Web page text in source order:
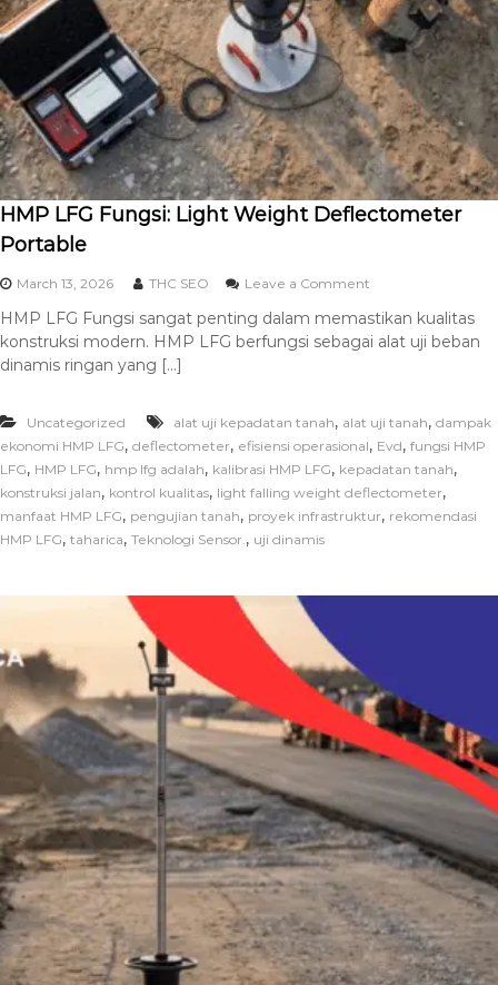
HMP LFG Fungsi: Light Weight Deflectometer
Portable
March 13, 2026 THC SEO Leave a Comment
HMP LFG Fungsi sangat penting dalam memastikan kualitas
konstruksi modern. HMP LFG berfungsi sebagai alat uji beban
dinamis ringan yang […]
Uncategorized alat uji kepadatan tanah, alat uji tanah, dampak
ekonomi HMP LFG, deflectometer, efisiensi operasional, Evd, fungsi HMP
LFG, HMP LFG, hmp lfg adalah, kalibrasi HMP LFG, kepadatan tanah,
konstruksi jalan, kontrol kualitas, light falling weight deflectometer,
manfaat HMP LFG, pengujian tanah, proyek infrastruktur, rekomendasi
HMP LFG, taharica, Teknologi Sensor., uji dinamis